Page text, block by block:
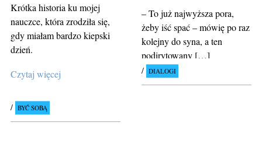
Krótka historia ku mojej
nauczce, która zrodziła się,
gdy miałam bardzo kiepski
dzień.
Czytaj więcej
BYĆ SOBĄ
– To już najwyższa pora,
żeby iść spać – mówię po raz
kolejny do syna, a ten
podirytowany […]
DIALOGI